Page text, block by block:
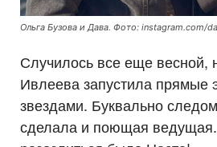
Ольга Бузова и Дава. Фото: instagram.com/
Случилось все еще весной,
Ивлеева запустила прямые
звездами. Буквально
сделала и поющая ведущая.